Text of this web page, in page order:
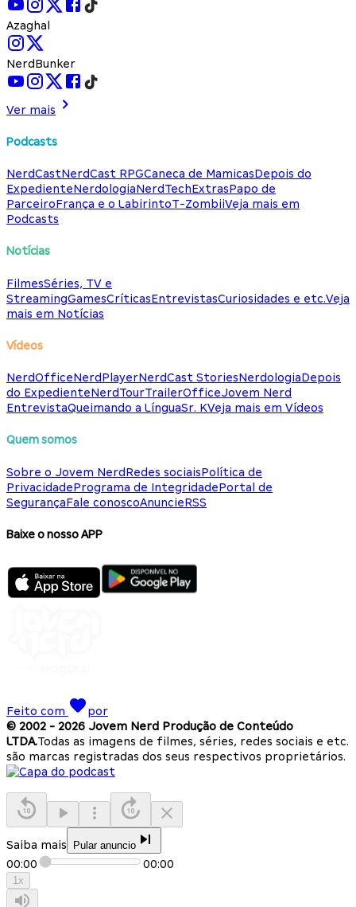
Azaghal
NerdBunker
Ver mais
Podcasts
NerdCastNerdCast RPGCaneca de MamicasDepois do
ExpedienteNerdologiaNerdTechExtrasPapo de
ParceiroFrança e o LabirintoT-ZombiiVeja mais em
Podcasts
Notícias
FilmesSéries, TV e
StreamingGamesCríticasEntrevistasCuriosidades e etc.Veja
mais em Notícias
Vídeos
NerdOfficeNerdPlayerNerdCast StoriesNerdologiaDepois
do ExpedienteNerdTourTrailerOfficeJovem Nerd
EntrevistaQueimando a LínguaSr. KVeja mais em Vídeos
Quem somos
Sobre o Jovem NerdRedes sociaisPolítica de
PrivacidadePrograma de IntegridadePortal de
SegurançaFale conoscoAnuncieRSS
Baixe o nosso APP
Feito com
por
© 2002 - 2026 Jovem Nerd Produção de Conteúdo
LTDA.Todas as imagens de filmes, séries, redes sociais e etc.
são marcas registradas dos seus respectivos proprietários.
Saiba mais Pular anuncio
00:00 00:00
1x